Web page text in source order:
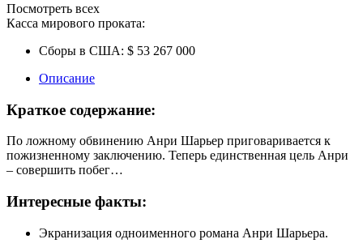
Посмотреть всех
Касса мирового проката:
Сборы в США: $ 53 267 000
Описание
Краткое содержание:
По ложному обвинению Анри Шарьер приговаривается к
пожизненному заключению. Теперь единственная цель Анри
– совершить побег…
Интересные факты:
Экранизация одноименного романа Анри Шарьера.